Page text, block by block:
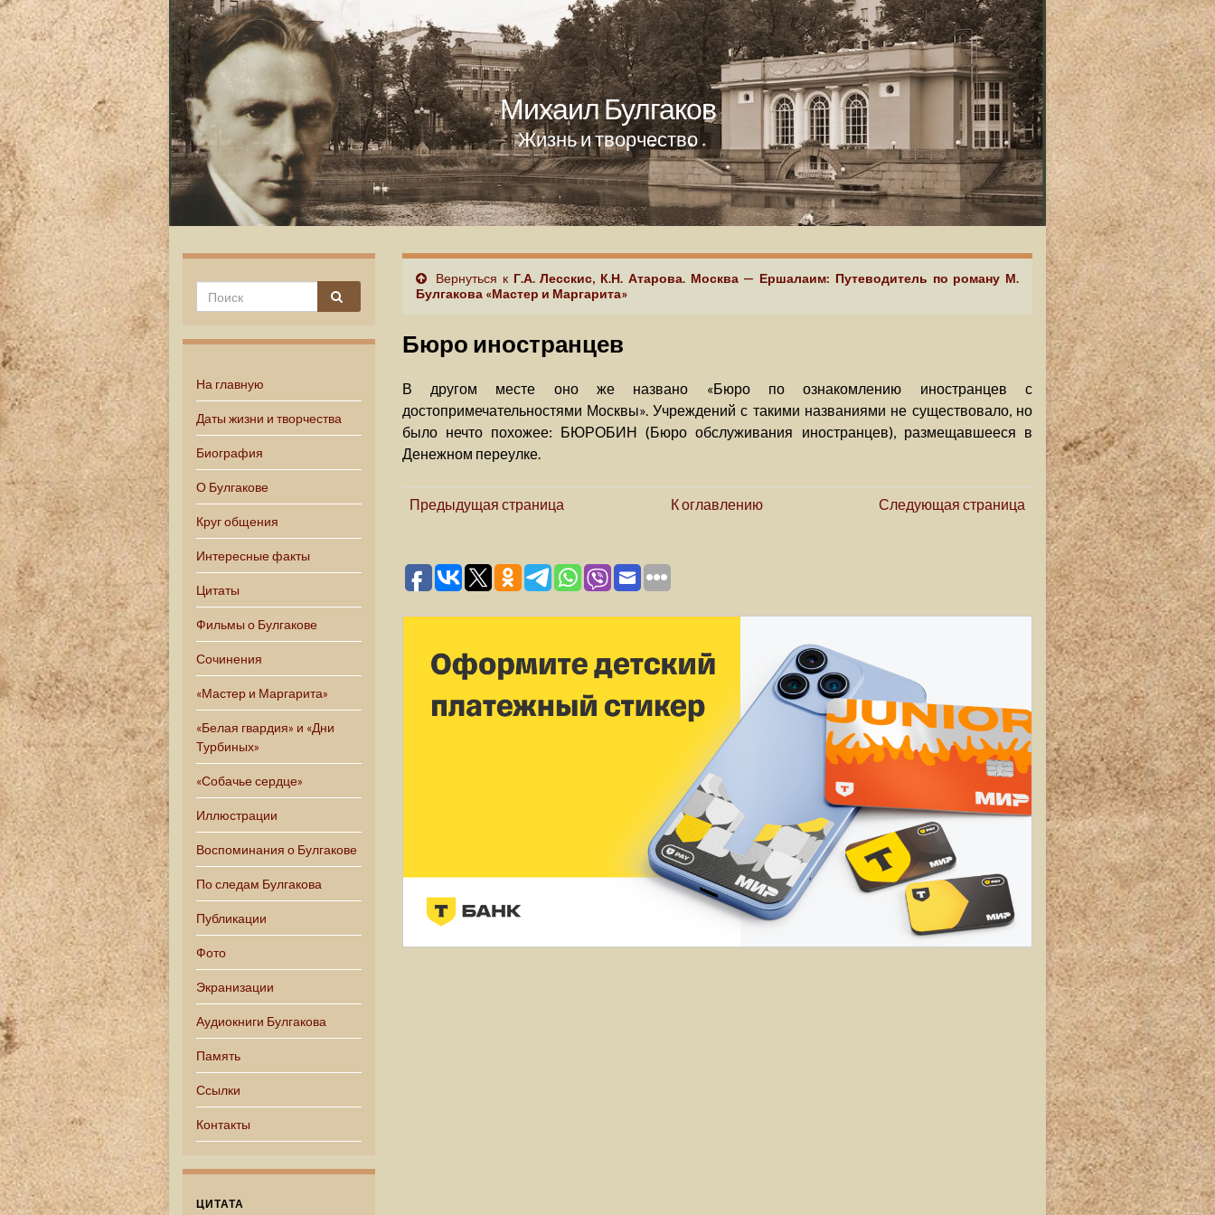
Михаил Булгаков
Жизнь и творчество
На главную
Даты жизни и творчества
Биография
О Булгакове
Круг общения
Интересные факты
Цитаты
Фильмы о Булгакове
Сочинения
«Мастер и Маргарита»
«Белая гвардия» и «Дни
Турбиных»
«Собачье сердце»
Иллюстрации
Воспоминания о Булгакове
По следам Булгакова
Публикации
Фото
Экранизации
Аудиокниги Булгакова
Память
Ссылки
Контакты
ЦИТАТА
Вернуться к Г.А. Лесскис, К.Н. Атарова. Москва — Ершалаим: Путеводитель по роману М.
Булгакова «Мастер и Маргарита»
Бюро иностранцев
В другом месте оно же названо «Бюро по ознакомлению иностранцев с
достопримечательностями Москвы». Учреждений с такими названиями не существовало, но
было нечто похожее: БЮРОБИН (Бюро обслуживания иностранцев), размещавшееся в
Денежном переулке.
Предыдущая страница К оглавлению Следующая страница